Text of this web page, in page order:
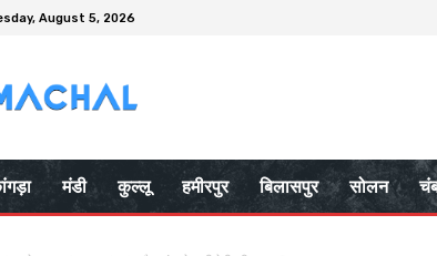
August 5, 2026
मंडी कुल्लू हमीरपुर बिलासपुर सोलन